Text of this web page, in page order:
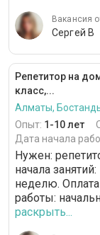
Вакансия
Сергей В
Репетитор на
класс,...
Алматы,
Опыт: 1-10 лет
Дата начала
Нужен:
начала
неделю. Оплата
работы:
раскрыть...